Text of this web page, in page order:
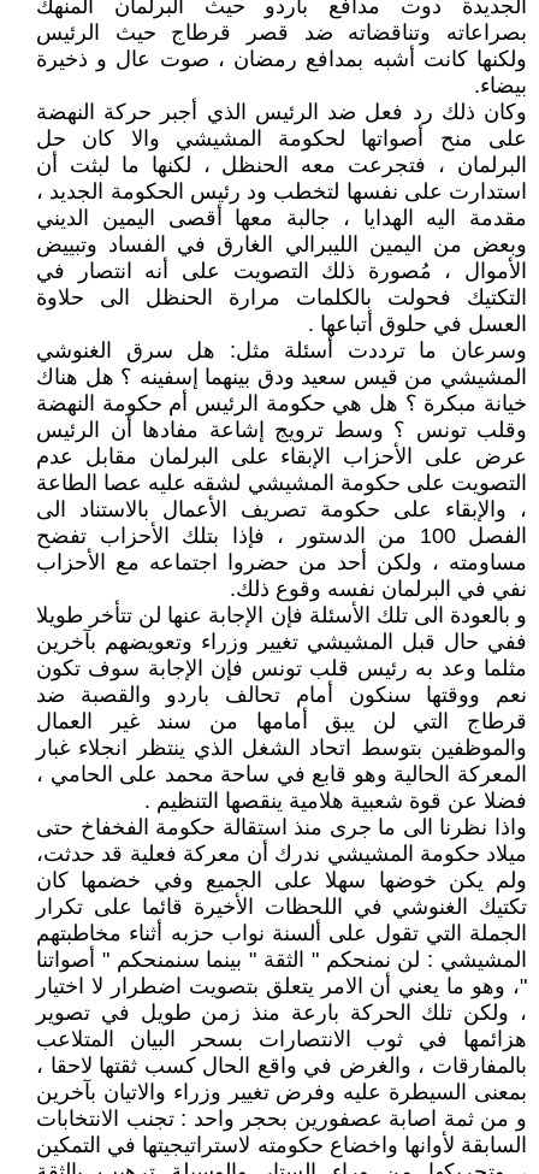
الجديدة دوت مدافع باردو حيث البرلمان المنهك
بصراعاته وتناقضاته ضد قصر قرطاج حيث الرئيس
ولكنها كانت أشبه بمدافع رمضان ، صوت عال و ذخيرة
بيضاء.
وكان ذلك رد فعل ضد الرئيس الذي أجبر حركة النهضة
على منح أصواتها لحكومة المشيشي والا كان حل
البرلمان ، فتجرعت معه الحنظل ، لكنها ما لبثت أن
استدارت على نفسها لتخطب ود رئيس الحكومة الجديد ،
مقدمة اليه الهدايا ، جالبة معها أقصى اليمين الديني
وبعض من اليمين الليبرالي الغارق في الفساد وتبييض
الأموال ، مُصورة ذلك التصويت على أنه انتصار في
التكتيك فحولت بالكلمات مرارة الحنظل الى حلاوة
العسل في حلوق أتباعها .
وسرعان ما ترددت أسئلة مثل: هل سرق الغنوشي
المشيشي من قيس سعيد ودق بينهما إسفينه ؟ هل هناك
خيانة مبكرة ؟ هل هي حكومة الرئيس أم حكومة النهضة
وقلب تونس ؟ وسط ترويج إشاعة مفادها أن الرئيس
عرض على الأحزاب الإبقاء على البرلمان مقابل عدم
التصويت على حكومة المشيشي لشقه عليه عصا الطاعة
، والإبقاء على حكومة تصريف الأعمال بالاستناد الى
الفصل 100 من الدستور ، فإذا بتلك الأحزاب تفضح
مساومته ، ولكن أحد من حضروا اجتماعه مع الأحزاب
نفي في البرلمان نفسه وقوع ذلك.
و بالعودة الى تلك الأسئلة فإن الإجابة عنها لن تتأخر طويلا
ففي حال قبل المشيشي تغيير وزراء وتعويضهم بآخرين
مثلما وعد به رئيس قلب تونس فإن الإجابة سوف تكون
نعم ووقتها سنكون أمام تحالف باردو والقصبة ضد
قرطاج التي لن يبق أمامها من سند غير العمال
والموظفين بتوسط اتحاد الشغل الذي ينتظر انجلاء غبار
المعركة الحالية وهو قابع في ساحة محمد على الحامي ،
فضلا عن قوة شعبية هلامية ينقصها التنظيم .
واذا نظرنا الى ما جرى منذ استقالة حكومة الفخفاخ حتى
ميلاد حكومة المشيشي ندرك أن معركة فعلية قد حدثت،
ولم يكن خوضها سهلا على الجميع وفي خضمها كان
تكتيك الغنوشي في اللحظات الأخيرة قائما على تكرار
الجملة التي تقول على ألسنة نواب حزبه أثناء مخاطبتهم
المشيشي : لن نمنحكم " الثقة " بينما سنمنحكم " أصواتنا
"، وهو ما يعني أن الامر يتعلق بتصويت اضطرار لا اختيار
، ولكن تلك الحركة بارعة منذ زمن طويل في تصوير
هزائمها في ثوب الانتصارات بسحر البيان المتلاعب
بالمفارقات ، والغرض في واقع الحال كسب ثقتها لاحقا ،
بمعنى السيطرة عليه وفرض تغيير وزراء والاتيان بآخرين
و من ثمة اصابة عصفورين بحجر واحد : تجنب الانتخابات
السابقة لأوانها واخضاع حكومته لاستراتيجيتها في التمكين